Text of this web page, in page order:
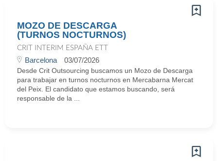
MOZO DE DESCARGA
(TURNOS NOCTURNOS)
CRIT INTERIM ESPAÑA ETT
Barcelona 03/07/2026
Desde Crit Outsourcing buscamos un Mozo de Descarga
para trabajar en turnos nocturnos en Mercabarna Mercat
del Peix. El candidato que estamos buscando, será
responsable de la ...